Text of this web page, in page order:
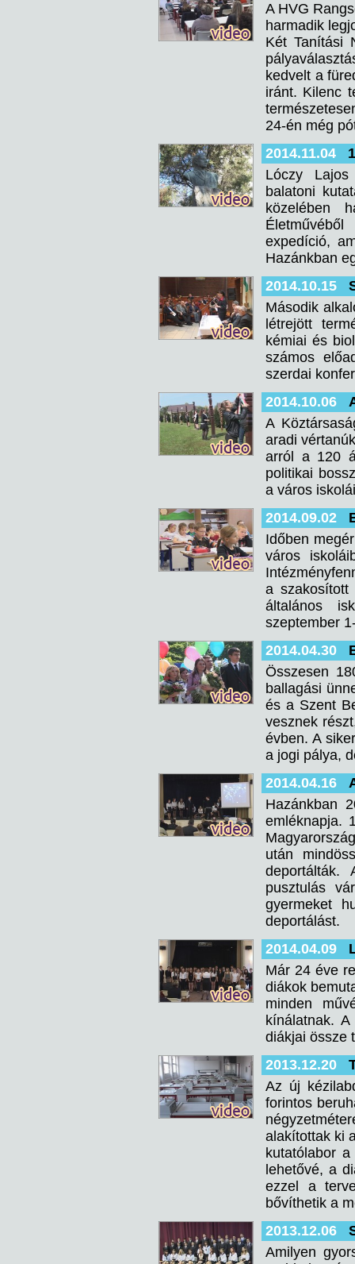
A HVG
harmadik
Két Tanítási
kedvelt a
iránt. Kilenc
24-én még
2014.11.04
Lóczy Lajos
balatoni
közelében
expedíció,
Hazánkban
2014.10.15
Második
létrejött
kémiai és
számos
szerdai
2014.10.06
A
aradi
arról a 120
politikai
a város
2014.09.02
Időben
város
a
általános
szeptember
2014.04.30
Összesen
ballagási
és a Szent
vesznek
évben. A
a jogi pálya,
2014.04.16
Hazánkban
emléknapja.
után
deportálták.
pusztulás
gyermeket
deportálást.
2014.04.09
Már 24 éve
diákok
minden
kínálatnak.
diákjai össze
2013.12.20
Az új
forintos
alakítottak ki
kutatólabor
lehetővé, a
ezzel a
bővíthetik a
2013.12.06
Amilyen